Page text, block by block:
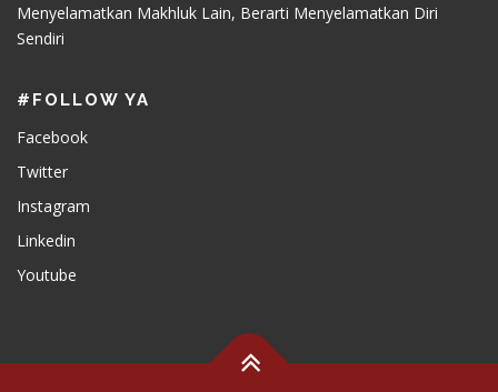
Menyelamatkan Makhluk Lain, Berarti Menyelamatkan Diri
Sendiri
#FOLLOW YA
Facebook
Twitter
Instagram
Linkedin
Youtube